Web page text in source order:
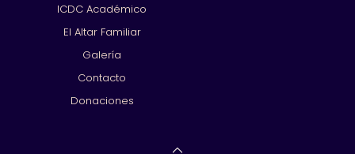
ICDC Académico
El Altar Familiar
Galería
Contacto
Donaciones